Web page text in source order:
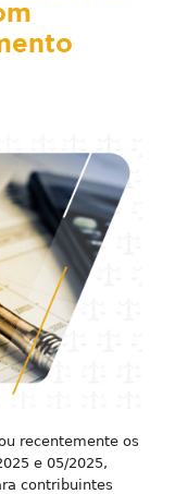
recentemente os
e 05/2025,
contribuintes